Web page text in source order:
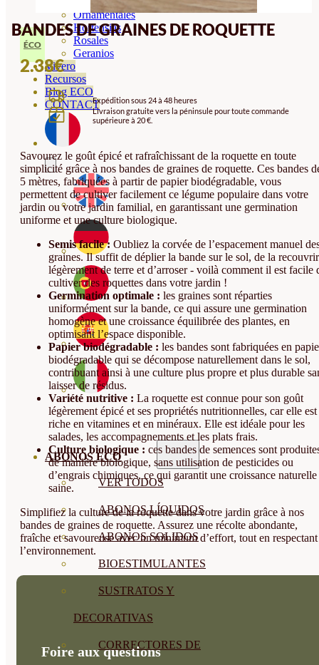
Ornamentales
Hortensias
Rosales
Geranios
Vivero
Recursos
Blog ECO
CONTACT
ABONOS ECO
VER TODOS
ABONOS LÍQUIDOS
ABONOS SOLIDOS
BIOESTIMULANTES
SUSTRATOS Y
DECORATIVAS
CORRECTORES DE
BANDES DE GRAINES DE ROQUETTE
ÉCO
2.38€
Expédition sous 24 à 48 heures
Livraison gratuite vers la péninsule pour toute commande
supérieure à 20 €.
Savourez le goût épicé et rafraîchissant de la roquette en toute
simplicité grâce à nos bandes de graines de roquette. Ces bandes
5 mètres, fabriquées à partir de papier biodégradable, vous
permettent de cultiver facilement ce légume populaire dans votre
jardin ou votre jardin familial, en garantissant une germination
uniforme et une culture biologique.
Semis facile : Oubliez la corvée de l’espacement manuel
graines. Il suffit de déplier la bande sur le sol, de la recouvrir
légèrement de terre et d’arroser - voilà comment il est facile
cultiver des roquettes dans votre jardin !
Germination optimale : les graines sont réparties
uniformément sur la bande, ce qui assure une germination
homogène et une croissance équilibrée des plantes, en
optimisant l’espace disponible.
Papier biodégradable : les bandes sont fabriquées en
biodégradable qui se décompose naturellement dans le sol,
contribuant ainsi à une culture plus propre et plus durable
laisser de résidus.
Variété nutritive : La roquette est connue pour son goût
légèrement épicé et ses propriétés nutritionnelles, car elle est
riche en vitamines et en minéraux. Elle est idéale pour les
salades, les accompagnements et les plats frais.
Culture biologique : ces bandes de semences sont
de manière biologique, sans utilisation de pesticides ou
d’engrais chimiques, ce qui garantit une croissance naturelle
saine.
Simplifiez la culture de la roquette dans votre jardin grâce à nos
bandes de graines de roquette. Assurez une récolte abondante,
fraîche et savoureuse avec un minimum d’effort, tout en respectant
l’environnement.
Foire aux questions